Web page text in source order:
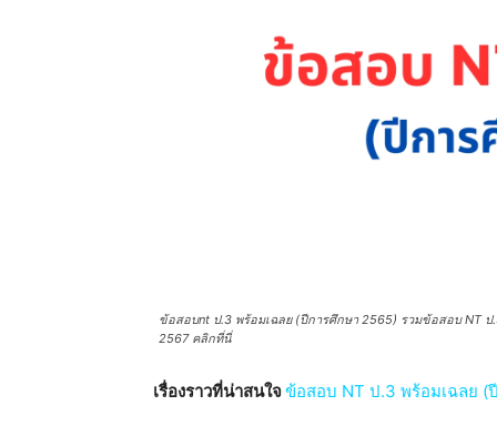
ข้อสอบnt ป.3 พร้อมเฉลย (ปีการศึกษา 2565) รวมข้อสอบ NT
2567 คลิกที่นี่
เรื่องราวที่น่าสนใจข้อสอบ NT ป.3 พร้อมเฉลย